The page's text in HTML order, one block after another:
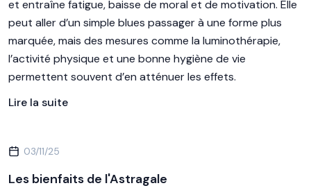
et entraîne fatigue, baisse de moral et de motivation. Elle
peut aller d’un simple blues passager à une forme plus
marquée, mais des mesures comme la luminothérapie,
l’activité physique et une bonne hygiène de vie
permettent souvent d’en atténuer les effets.
Lire la suite
03/11/25
Les bienfaits de l'Astragale